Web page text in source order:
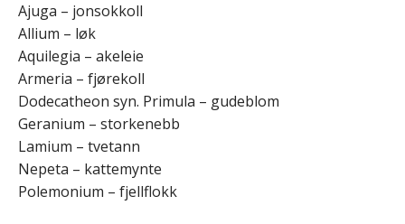
Ajuga – jonsokkoll
Allium – løk
Aquilegia – akeleie
Armeria – fjørekoll
Dodecatheon syn. Primula – gudeblom
Geranium – storkenebb
Lamium – tvetann
Nepeta – kattemynte
Polemonium – fjellflokk